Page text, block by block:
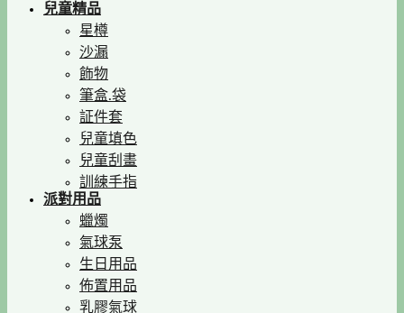
兒童精品
星樽
沙漏
飾物
筆盒.袋
証件套
兒童填色
兒童刮畫
訓練手指
派對用品
蠟燭
氣球泵
生日用品
佈置用品
乳膠氣球